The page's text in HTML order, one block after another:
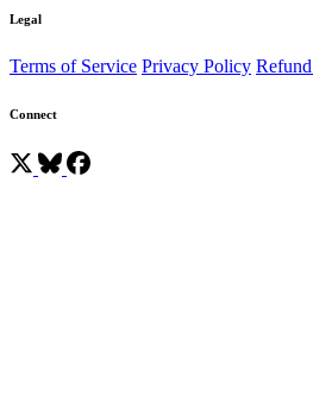
Legal
Terms of Service Privacy Policy
Connect